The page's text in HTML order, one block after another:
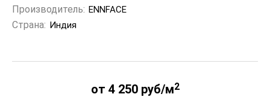
Производитель: ENNFACE
Страна: Индия
от 4 250 руб/м2